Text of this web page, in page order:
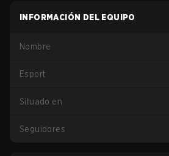
INFORMACIÓN DEL EQUIPO
Nombre
Esport
Situado en
Seguidores